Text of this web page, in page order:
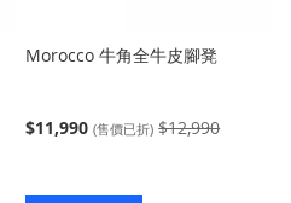
Morocco 牛角全牛皮腳凳
$11,990 (售價已折) $12,990